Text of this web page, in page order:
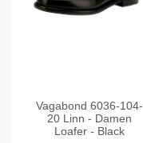
Vagabond 6036-104-
20 Linn - Damen
Loafer - Black